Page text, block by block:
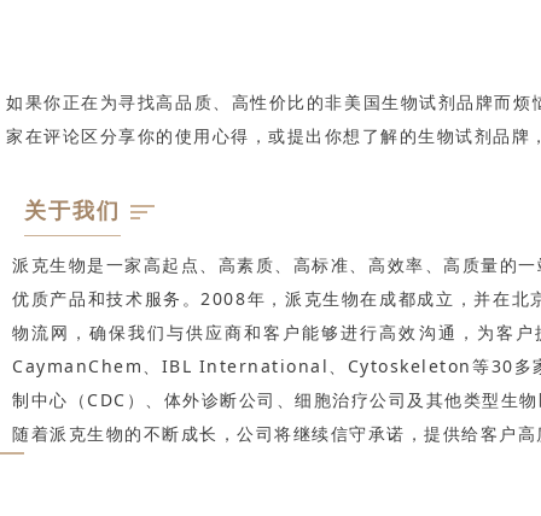
如果你正在为寻找高品质、高性价比的非美国生物试剂品牌而
家在评论区分享你的使用心得，或提出你想了解的生物试剂品牌
关于我们
派克生物是一家高起点、高素质、高标准、高效率、高质量的
优质产品和技术服务。2008年，派克生物在成都成立，并在
物流网，确保我们与供应商和客户能够进行高效沟通，为
CaymanChem、IBL International、Cytoskeleton等30多家
制中心（CDC）、体外诊断公司、细胞治疗公司及其他类型生
随着派克生物的不断成长，公司将继续信守承诺，提供给客户